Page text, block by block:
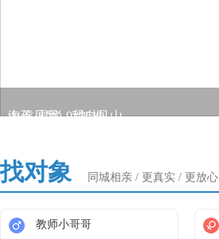
找对象 同城相亲 / 更真实 / 更放心
教师小哥哥